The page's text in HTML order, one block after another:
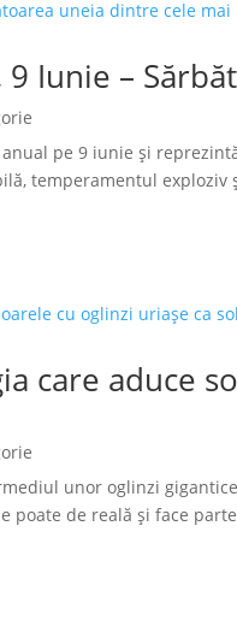
9 Iunie –
pe 9 iunie și
temperamentul
care aduce
unor oglinzi
poate de reală și face